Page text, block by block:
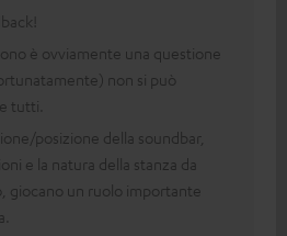
è ovviamente una questione
non si può
tutti.
posizione della soundbar,
e la natura della stanza da
giocano un ruolo importante